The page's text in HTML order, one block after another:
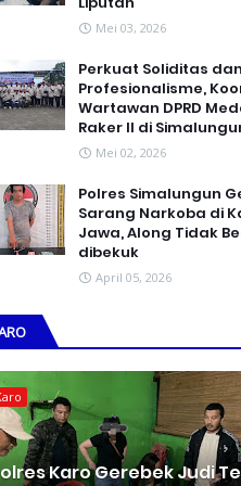
Mei 03, 2026
Perkuat Soliditas dan
Profesionalisme,
Wartawan DPRD
Raker II di
Mei 02, 2026
Polres Simalungun
Sarang Narkoba di
Jawa, Along Tidak
dibekuk
April 05, 2026
Karo Gerebek Judi